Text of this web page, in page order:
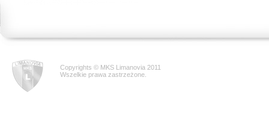
Copyrights © MKS Limanovia 2011
Wszelkie prawa zastrzeżone.